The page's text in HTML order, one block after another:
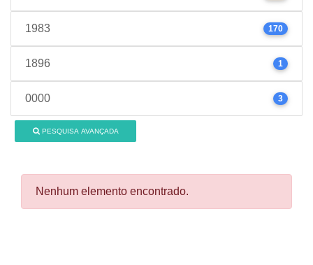
1983 170
1896 1
0000 3
PESQUISA AVANÇADA
Nenhum elemento encontrado.